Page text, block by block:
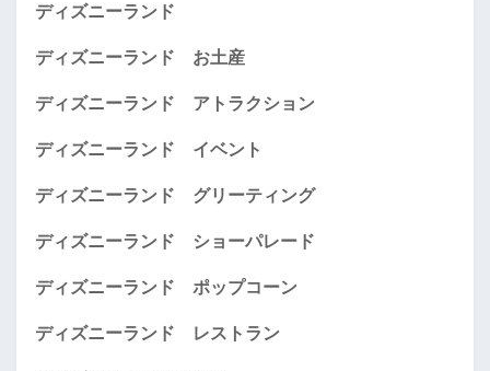
ディズニーランド
ディズニーランド お土産
ディズニーランド アトラクション
ディズニーランド イベント
ディズニーランド グリーティング
ディズニーランド ショーパレード
ディズニーランド ポップコーン
ディズニーランド レストラン